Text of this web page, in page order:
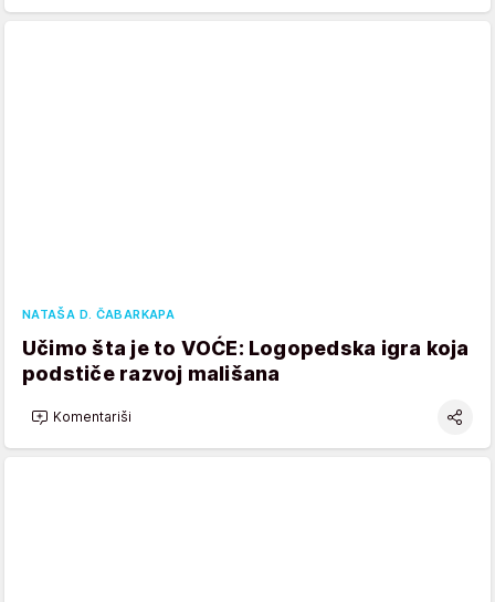
NATAŠA D. ČABARKAPA
Učimo šta je to VOĆE: Logopedska igra koja
podstiče razvoj mališana
Komentariši